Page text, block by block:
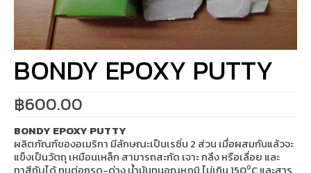
BONDY EPOXY PUTTY
฿600.00
BONDY EPOXY PUTTY
ผลิตภัณฑ์ของอเมริกา มีลักษณะเป็นเรซิ่น 2 ส่วน เมื่อผสมกันแล้วจะ
แข็งเป็นวัตถุ เหมือนเหล็ก สามารถสะกัด เจาะ กลึง หรือเลื่อย และ
ทาสีทับได้ ทนต่อกรด-ด่าง น้ำมันทนอุณหภูมิ ไม่เกิน 150oC และสาร